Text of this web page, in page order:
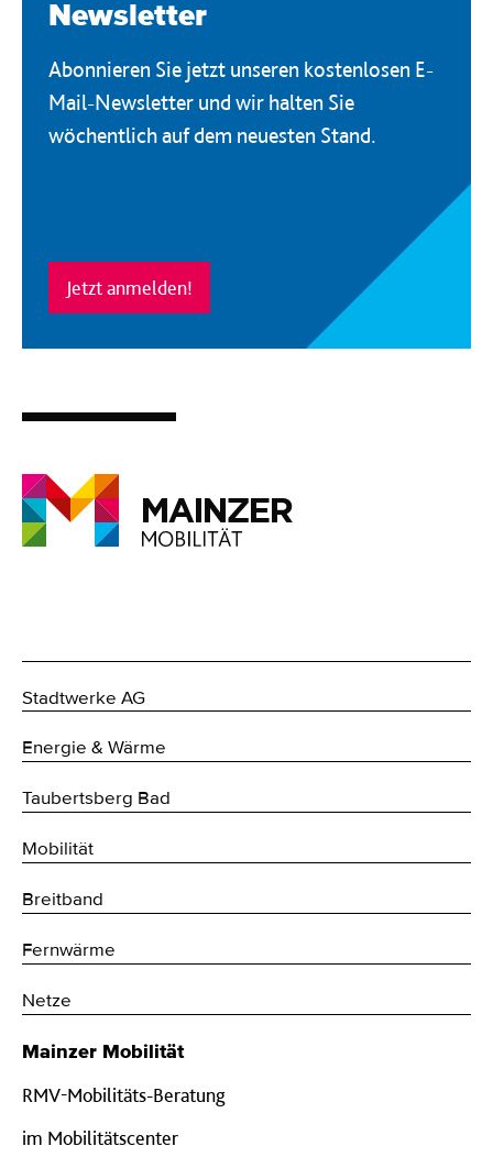
Newsletter
Abonnieren Sie jetzt unseren kostenlosen E-
Mail-Newsletter und wir halten Sie
wöchentlich auf dem neuesten Stand.
Jetzt anmelden!
Stadtwerke AG
Energie & Wärme
Taubertsberg Bad
Mobilität
Breitband
Fernwärme
Netze
Mainzer Mobilität
RMV-Mobilitäts-Beratung
im Mobilitätscenter